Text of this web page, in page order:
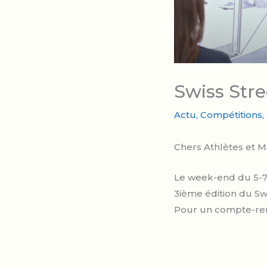
Swiss
Actu, Compétitions,
Chers Athlètes et
Le week-end du 5-
3ième édition du
Pour un compte-